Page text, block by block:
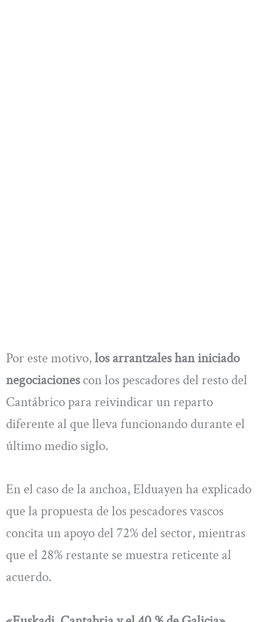
Por este motivo,los arrantzales han iniciado
negociacionescon los pescadores del resto del
Cantábrico para reivindicar un reparto
diferente al que lleva funcionando durante el
último medio siglo.
En el caso de la anchoa, Elduayen ha explicado
que la propuesta de los pescadores vascos
concita un apoyo del 72% del sector, mientras
que el 28% restante se muestra reticente al
acuerdo.